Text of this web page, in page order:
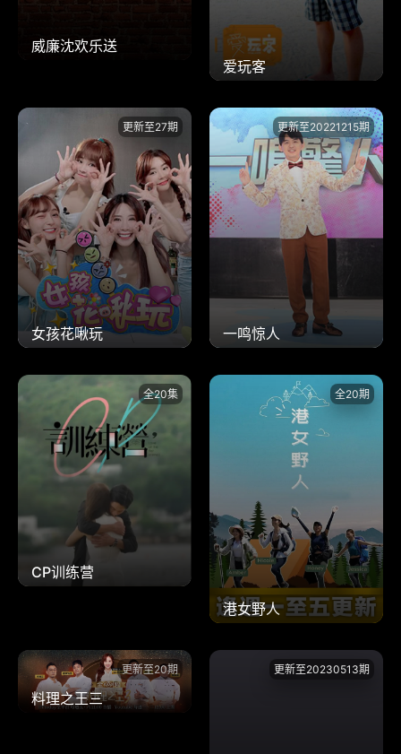
威廉沈欢乐送
爱玩客
更新至27期
女孩花啾玩
更新至20221215期
一鸣惊人
全20集
CP训练营
全20期
港女野人
更新至20期
料理之王三
更新至20230513期